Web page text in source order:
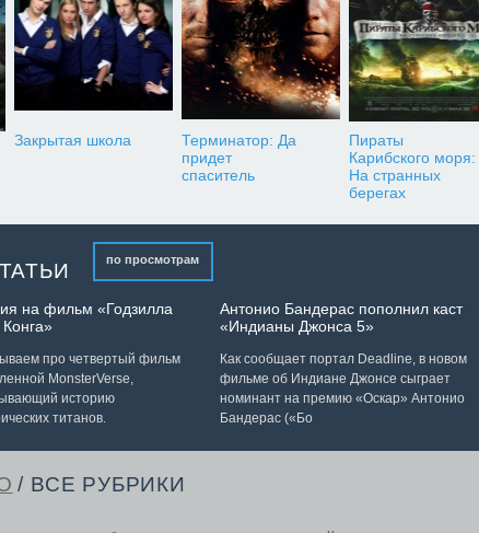
Закрытая школа
Терминатор: Да
придет
спаситель
Пираты
Карибского моря:
На странных
берегах
по просмотрам
на фильм «Годзилла
Конга»
про четвертый фильм
MonsterVerse,
историю
титанов.
Антонио Бандерас пополнил каст
«Индианы Джонса 5»
Как сообщает портал Deadline, в новом
фильме об Индиане Джонсе сыграет
номинант на премию «Оскар» Антонио
Бандерас («Бо
/ ВСЕ РУБРИКИ